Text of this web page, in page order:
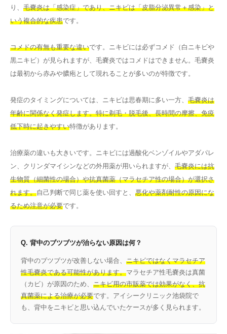
り、 毛嚢炎は「感染症」であり、ニキビは「皮脂分泌異常＋感染」と
いう複合的な疾患です。
コメドの有無も重要な違いです。ニキビには必ずコメド（白ニキビや
黒ニキビ）が見られますが、毛嚢炎ではコメドはできません。毛嚢炎
は最初から赤みや膿疱として現れることが多いのが特徴です。
発症のタイミングについては、ニキビは思春期に多い一方、 毛嚢炎は
年齢に関係なく発症します。特に剃毛・脱毛後、長時間の摩擦、免疫
低下時に起きやすい特徴があります。
治療薬の違いも大きいです。ニキビには過酸化ベンゾイルやアダパレ
ン、クリンダマイシンなどの外用薬が用いられますが、 毛嚢炎には抗
生物質（細菌性の場合）や抗真菌薬（マラセチア性の場合）が選択さ
れます。自己判断で同じ薬を使い回すと、 悪化や薬剤耐性の原因にな
るため注意が必要です。
Q. 背中のブツブツが治らない原因は何？
背中のブツブツが改善しない場合、 ニキビではなくマラセチア
性毛嚢炎である可能性があります。マラセチア性毛嚢炎は真菌
（カビ）が原因のため、 ニキビ用の市販薬では効果がなく、抗
真菌薬による治療が必要です。アイシークリニック池袋院で
も、背中をニキビと思い込んでいたケースが多く見られます。